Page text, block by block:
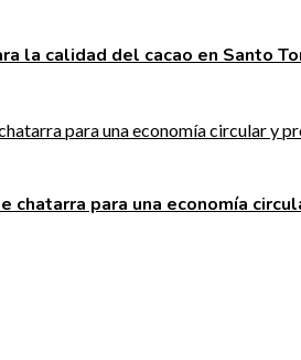
la calidad del cacao en Santo
chatarra para una economía